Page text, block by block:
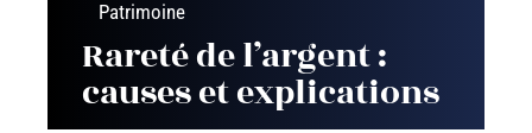
Patrimoine
Rareté de l’argent :
causes et explications